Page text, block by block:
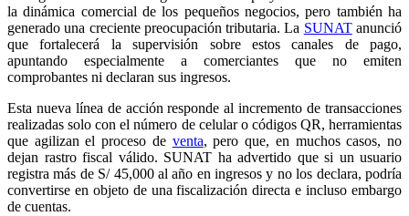
la dinámica comercial de los pequeños negocios, pero también ha
generado una creciente preocupación tributaria. La SUNATanunció
que fortalecerá la supervisión sobre estos canales de pago,
apuntando especialmente a comerciantes que no emiten
comprobantes ni declaran sus ingresos.
Esta nueva línea de acción responde al incremento de transacciones
realizadas solo con el número de celular o códigos QR, herramientas
que agilizan el proceso de venta, pero que, en muchos casos, no
dejan rastro fiscal válido. SUNAT ha advertido que si un usuario
registra más de S/ 45,000 al año en ingresos y no los declara, podría
convertirse en objeto de una fiscalización directa e incluso embargo
de cuentas.